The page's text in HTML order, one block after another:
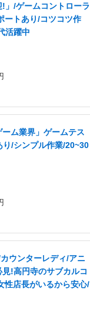
!」/ゲームコントローラ
ートあり/コツコツ作
活躍中
ーム業界」ゲームテス
/シンプル作業/20~30
ウンターレディ/アニ
!高円寺のサブカルコ
性店長がいるから安心/